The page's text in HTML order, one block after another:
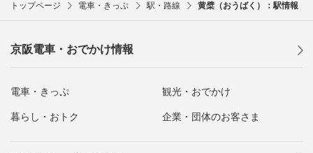
トップページ 電車・きっぷ 駅・路線 黄檗（おうばく）：駅情報
京阪電車・おでかけ情報
電車・きっぷ 観光・おでかけ
暮らし・おトク 企業・団体のお客さま